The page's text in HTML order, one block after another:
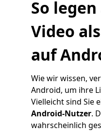
So
Video
auf
Wie wir wissen,
Android, um ihre
Vielleicht sind Sie
Android-Nutzer.
wahrscheinlich